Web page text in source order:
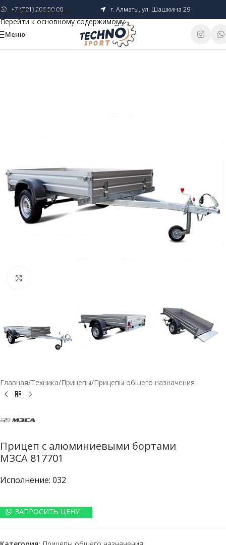
Перейти к навигации
Перейти к основному содержимому
+7 (701) 206 50 00 г. Алматы, ул. Шашкина 29
Меню
Главная/Техника/Прицепы/Прицепы общего назначения
Прицеп с алюминиевыми бортами
МЗСА 817701
Исполнение: 032
ЗАПРОСИТЬ ЦЕНУ